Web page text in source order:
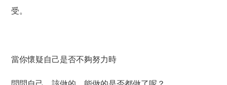
受。
當你懷疑自己是否不夠努力時